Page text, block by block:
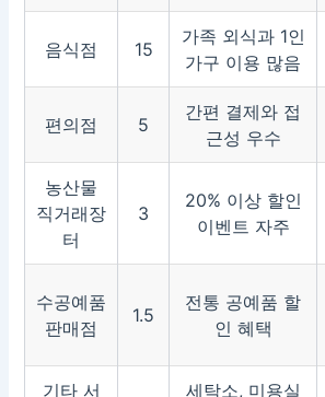
음식점 15
가족 외식과 1인
가구 이용 많음
편의점 5
간편 결제와 접
근성 우수
농산물
직거래장
터
3
20% 이상 할인
이벤트 자주
수공예품
판매점
1.5
전통 공예품 할
인 혜택
기타 서 세탁소, 미용실